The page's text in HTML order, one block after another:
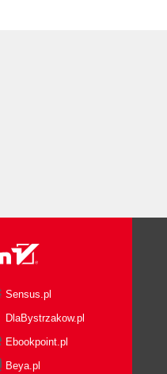
Sensus.pl
DlaBystrzakow.pl
Ebookpoint.pl
Beya.pl